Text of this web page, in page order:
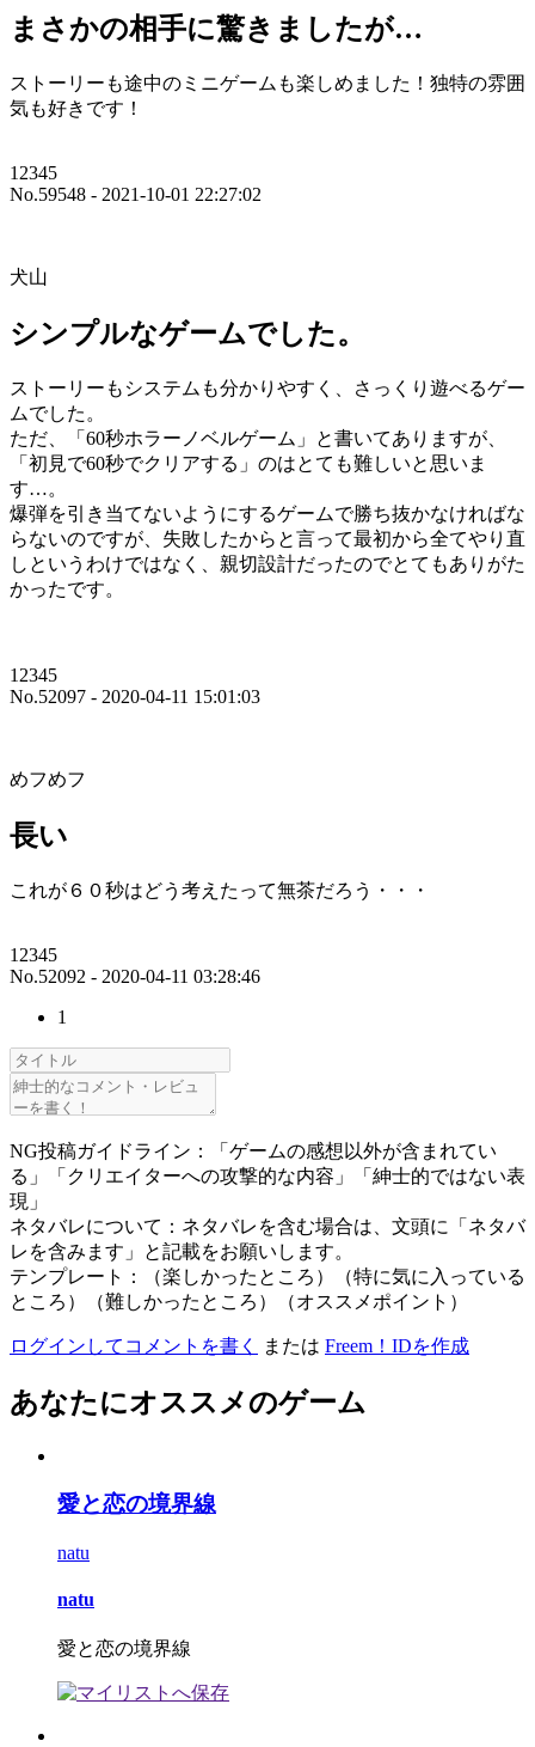
まさかの相手に驚きましたが…
ストーリーも途中のミニゲームも楽しめました！独特の雰囲
気も好きです！
12345
No.59548 - 2021-10-01 22:27:02
犬山
シンプルなゲームでした。
ストーリーもシステムも分かりやすく、さっくり遊べるゲー
ムでした。
ただ、「60秒ホラーノベルゲーム」と書いてありますが、
「初見で60秒でクリアする」のはとても難しいと思いま
す…。
爆弾を引き当てないようにするゲームで勝ち抜かなければな
らないのですが、失敗したからと言って最初から全てやり直
しというわけではなく、親切設計だったのでとてもありがた
かったです。
12345
No.52097 - 2020-04-11 15:01:03
めフめフ
長い
これが６０秒はどう考えたって無茶だろう・・・
12345
No.52092 - 2020-04-11 03:28:46
1
NG投稿ガイドライン：「ゲームの感想以外が含まれてい
る」「クリエイターへの攻撃的な内容」「紳士的ではない表
現」
ネタバレについて：ネタバレを含む場合は、文頭に「ネタバ
レを含みます」と記載をお願いします。
テンプレート：（楽しかったところ）（特に気に入っている
ところ）（難しかったところ）（オススメポイント）
ログインしてコメントを書く または Freem！IDを作成
あなたにオススメのゲーム
愛と恋の境界線
natu
natu
愛と恋の境界線